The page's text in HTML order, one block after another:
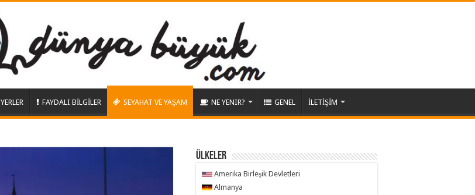
FAYDALI BİLGİLER SEYAHAT VE YAŞAM NE YENIR? GENEL İLETİŞİM
ÜLKELER
Amerika Birleşik Devletleri
Almanya